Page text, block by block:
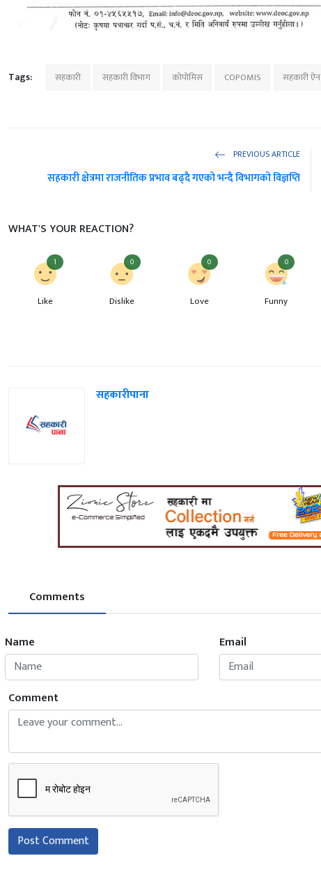
Tags: सहकारी सहकारी विभाग कोपोमिस COPOMIS सहकारी ऐन
PREVIOUS ARTICLE
सहकारी क्षेत्रमा राजनीतिक प्रभाव बढ्दै गएको भन्दै विभागको विज्ञप्ति
WHAT'S YOUR REACTION?
1
Like
0
Dislike
0
Love
0
Funny
सहकारीपाना
Comments
Name Email
Comment
Post Comment